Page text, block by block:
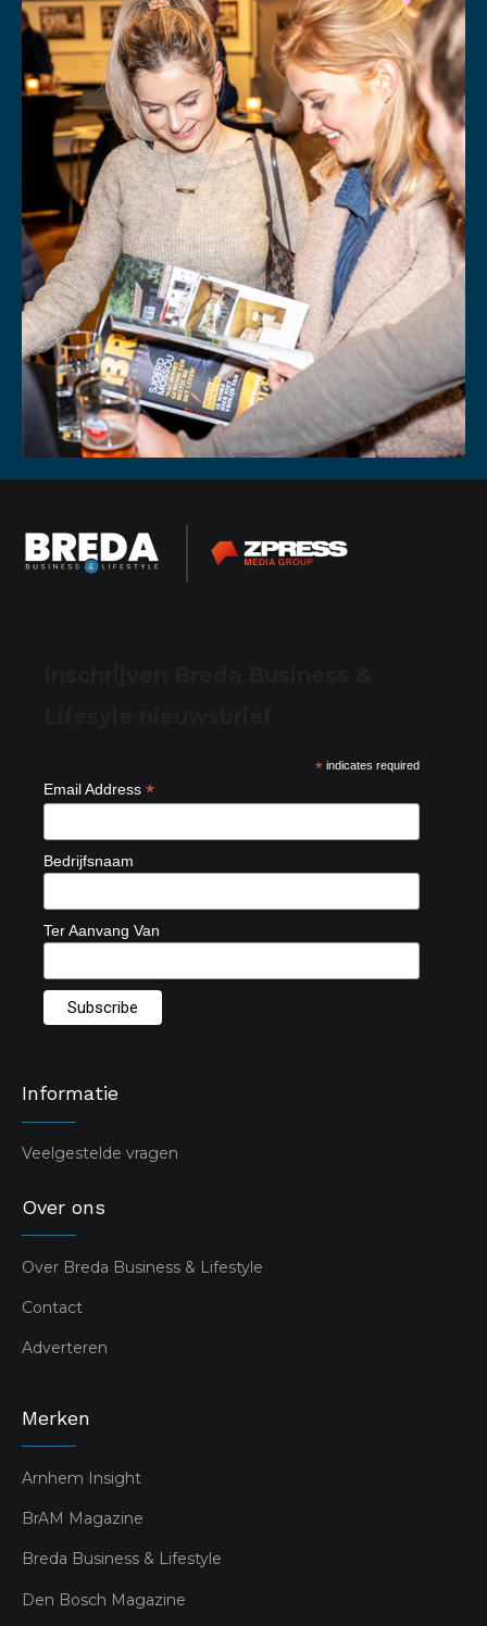
*indicates required
Email Address *
Bedrijfsnaam
Ter Aanvang Van
Informatie
Veelgestelde vragen
Over ons
Over Breda Business & Lifestyle
Contact
Adverteren
Merken
Arnhem Insight
BrAM Magazine
Breda Business & Lifestyle
Den Bosch Magazine